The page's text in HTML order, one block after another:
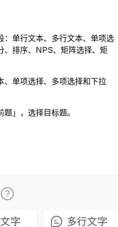
：单行文本、多行文本、单项选
、排序、NPS、矩阵选择、矩
、单项选择、多项选择和下拉
」，选择目标题。